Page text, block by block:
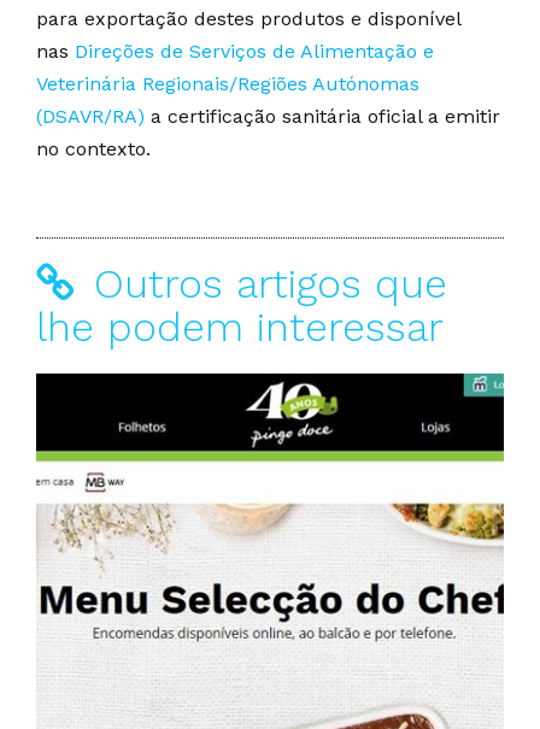
para exportação destes produtos e disponível
nas Direções de Serviços de Alimentação e
Veterinária Regionais/Regiões Autónomas
(DSAVR/RA) a certificação sanitária oficial a emitir
no contexto.
Outros artigos que
lhe podem interessar